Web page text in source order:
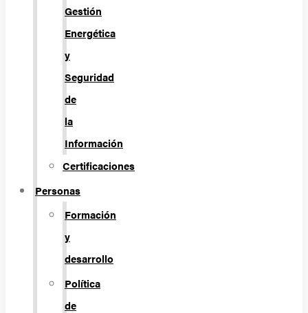
Gestión
Energética
y
Seguridad
de
la
Información
Certificaciones
Personas
Formación
y
desarrollo
Política
de